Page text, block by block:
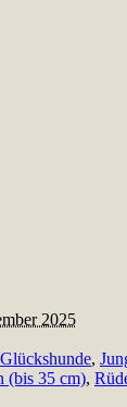
2025
Glückshunde,
(bis 35 cm),